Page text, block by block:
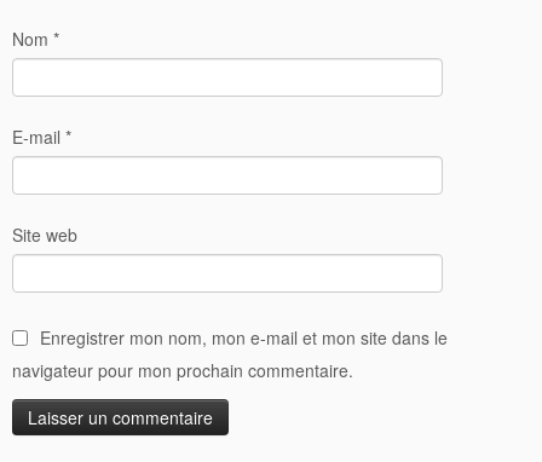
Nom *
E-mail *
Site web
Enregistrer mon nom, mon e-mail et mon site dans le
navigateur pour mon prochain commentaire.